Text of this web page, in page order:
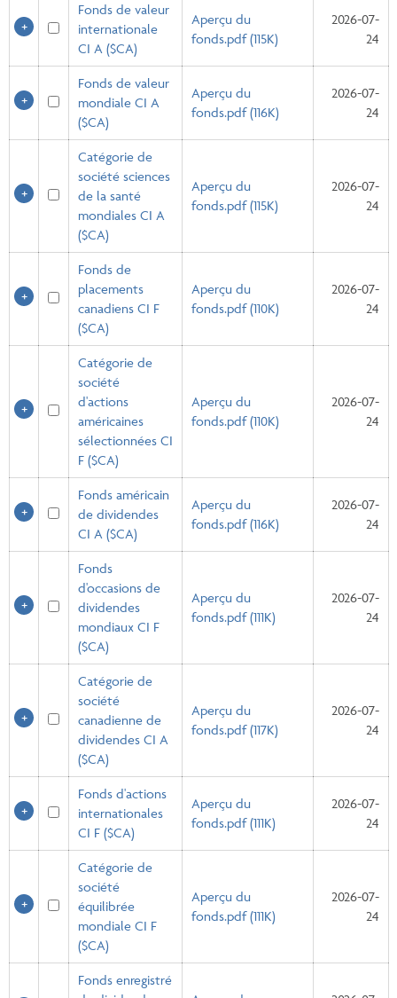
Fonds de valeur
internationale
CI A ($CA)
Aperçu du
fonds.pdf (115K)
2026-07-
24
Fonds de valeur
mondiale CI A
($CA)
Aperçu du
fonds.pdf (116K)
2026-07-
24
Catégorie de
société sciences
de la santé
mondiales CI A
($CA)
Aperçu du
fonds.pdf (115K)
2026-07-
24
Fonds de
placements
canadiens CI F
($CA)
Aperçu du
fonds.pdf (110K)
2026-07-
24
Catégorie de
société
d'actions
américaines
sélectionnées CI
F ($CA)
Aperçu du
fonds.pdf (110K)
2026-07-
24
Fonds américain
de dividendes
CI A ($CA)
Aperçu du
fonds.pdf (116K)
2026-07-
24
Fonds
d'occasions de
dividendes
mondiaux CI F
($CA)
Aperçu du
fonds.pdf (111K)
2026-07-
24
Catégorie de
société
canadienne de
dividendes CI A
($CA)
Aperçu du
fonds.pdf (117K)
2026-07-
24
Fonds d'actions
internationales
CI F ($CA)
Aperçu du
fonds.pdf (111K)
2026-07-
24
Catégorie de
société
équilibrée
mondiale CI F
($CA)
Aperçu du
fonds.pdf (111K)
2026-07-
24
Fonds enregistré